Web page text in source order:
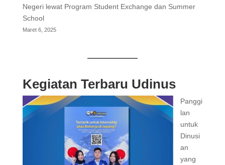
Negeri lewat Program Student Exchange dan Summer
School
Maret 6, 2025
Kegiatan Terbaru Udinus
Panggi
lan
untuk
Dinusi
an
yang